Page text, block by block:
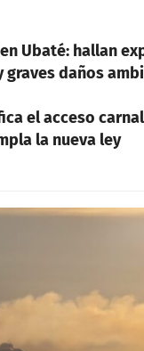
Ubaté: hallan
daños
el acceso
la nueva ley